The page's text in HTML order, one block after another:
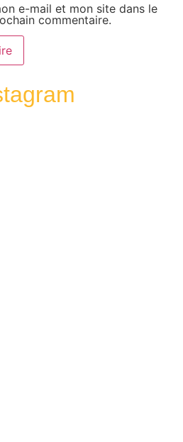
e-mail et mon site dans le
commentaire.